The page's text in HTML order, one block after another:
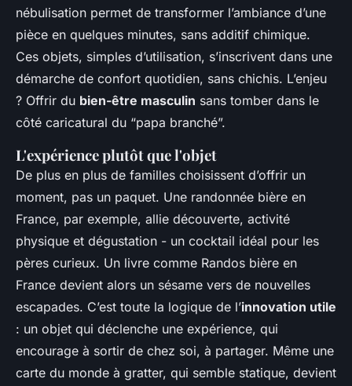
nébulisation permet de transformer l’ambiance d’une
pièce en quelques minutes, sans additif chimique.
Ces objets, simples d’utilisation, s’inscrivent dans une
démarche de confort quotidien, sans chichis. L’enjeu
? Offrir du bien-être masculin sans tomber dans le
côté caricatural du “papa branché”.
L'expérience plutôt que l'objet
De plus en plus de familles choisissent d’offrir un
moment, pas un paquet. Une randonnée bière en
France, par exemple, allie découverte, activité
physique et dégustation - un cocktail idéal pour les
pères curieux. Un livre comme Randos bière en
France devient alors un sésame vers de nouvelles
escapades. C’est toute la logique de l’innovation utile
: un objet qui déclenche une expérience, qui
encourage à sortir de chez soi, à partager. Même une
carte du monde à gratter, qui semble statique, devient